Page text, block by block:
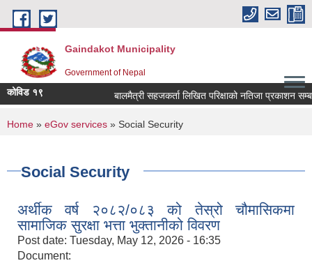
Skip to main content
Gaindakot Municipality
Government of Nepal
कोविड १९ बालमैत्री सहजकर्ता लिखित परिक्षाको नतिजा प्रकाशन सम्बन्धमा
You are here
Home » eGov services » Social Security
Social Security
अर्थीक वर्ष २०८२/०८३ को तेस्रो चौमासिकमा
सामाजिक सुरक्षा भत्ता भुक्तानीको विवरण
Post date: Tuesday, May 12, 2026 - 16:35
Document: